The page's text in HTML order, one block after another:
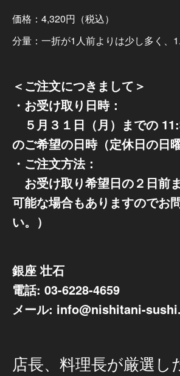
価格：4,320円（税込）
分量：一折が1人前よりは少し多く、
＜ご注文につきまして＞
・お受け取り日時：
５月３１日（月）までの
のご希望の日時（定休日の日
・ご注文方法：
お受け取り希望日の２日前
可能な場合もありますのでお
い。）
銀座 壮石
電話: 03-6228-4659
メール: info@nishitani-
店長、料理長が厳選し